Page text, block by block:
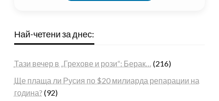
Най-четени за днес:
Тази вечер в „Грехове и рози“: Берак… (216)
Ще плаща ли Русия по $20 милиарда репарации на
година? (92)